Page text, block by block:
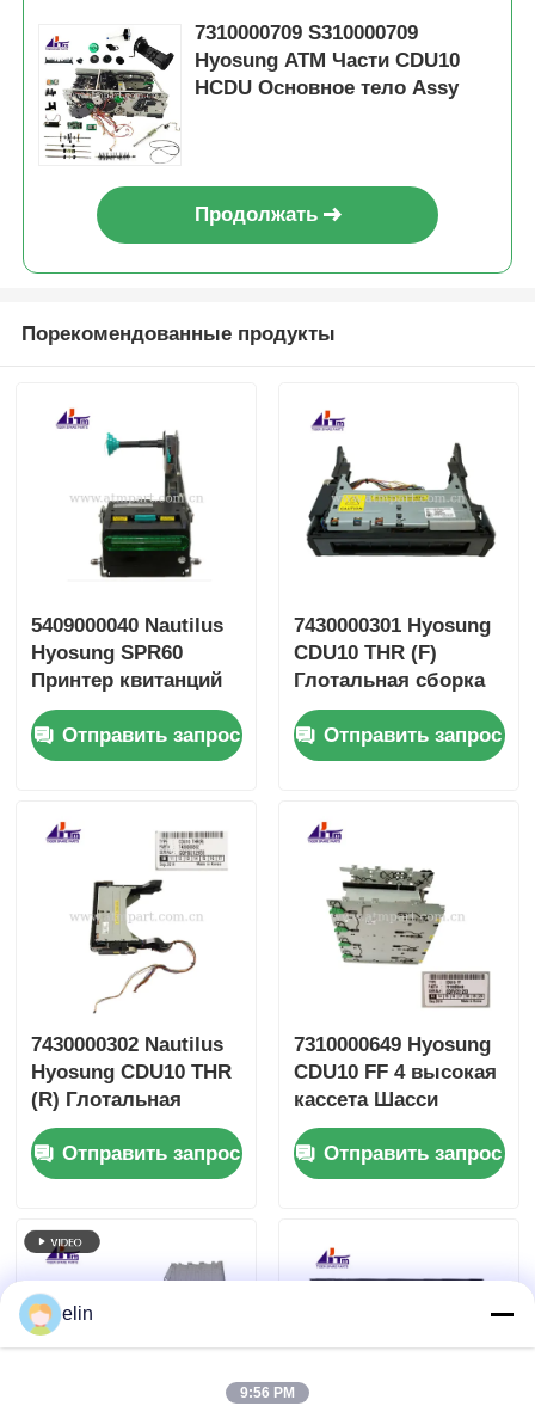
7310000709 S310000709
Hyosung ATM Части CDU10
HCDU Основное тело Assy
Продолжать
Порекомендованные продукты
5409000040 Nautilus
Hyosung SPR60
Принтер квитанций
Части банкоматов
Отправить запрос
7430000301 Hyosung
CDU10 THR (F)
Глотальная сборка
АТМ Запчасти
Отправить запрос
7430000302 Nautilus
Hyosung CDU10 THR
(R) Глотальная
сборка ATM Части
Отправить запрос
7310000649 Hyosung
CDU10 FF 4 высокая
кассета Шасси
банкомата Запчасти
Отправить запрос
elin
9:56 PM